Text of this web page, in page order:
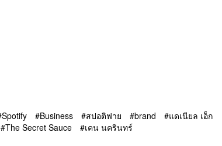
Spotify Business สปอติฟาย brand
แดเนียล เอ็ก
The Secret Sauce
เคน นครินทร์